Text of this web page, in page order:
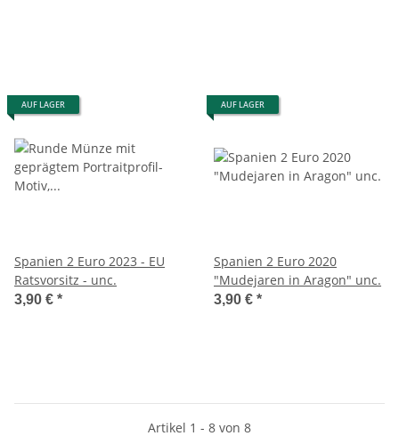
AUF LAGER
Spanien 2 Euro 2023 - EU
Ratsvorsitz - unc.
3,90 € *
AUF LAGER
Spanien 2 Euro 2020
"Mudejaren in Aragon" unc.
3,90 € *
Artikel 1 - 8 von 8